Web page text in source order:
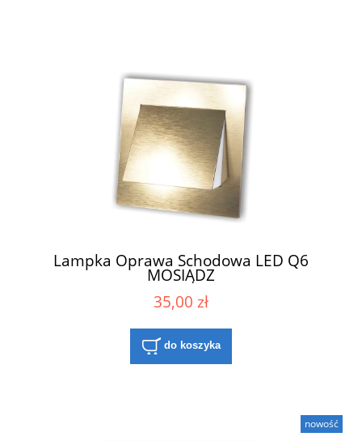
Lampka Oprawa Schodowa LED Q6
MOSIĄDZ
35,00 zł
do koszyka
nowość